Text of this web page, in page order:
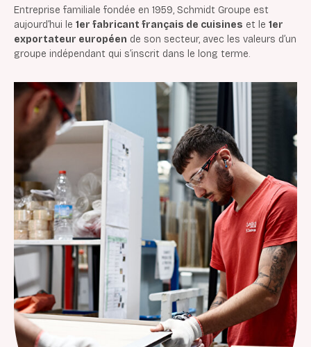
Entreprise familiale fondée en 1959, Schmidt Groupe est
aujourd’hui le 1er fabricant français de cuisines et le 1er
exportateur européen de son secteur, avec les valeurs d’un
groupe indépendant qui s’inscrit dans le long terme.